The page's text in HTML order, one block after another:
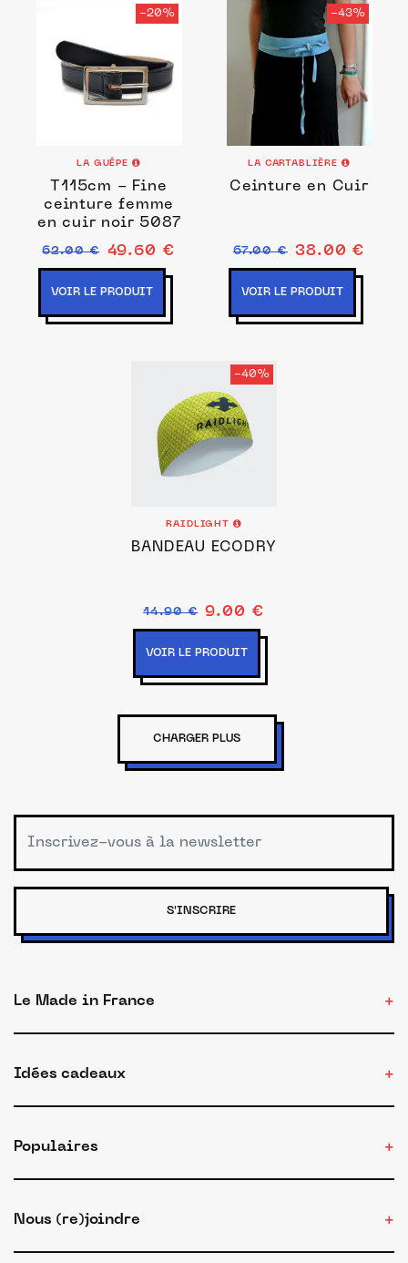
-20%
LA GUÊPE
T115cm - Fine
ceinture femme
en cuir noir 5087
62.00 € 49.60 €
VOIR LE PRODUIT
-43%
LA CARTABLIÈRE
Ceinture en Cuir
67.00 € 38.00 €
VOIR LE PRODUIT
-40%
RAIDLIGHT
BANDEAU ECODRY
14.90 € 9.00 €
VOIR LE PRODUIT
CHARGER PLUS
S'INSCRIRE
Le Made in France
Idées cadeaux
Populaires
Nous (re)joindre